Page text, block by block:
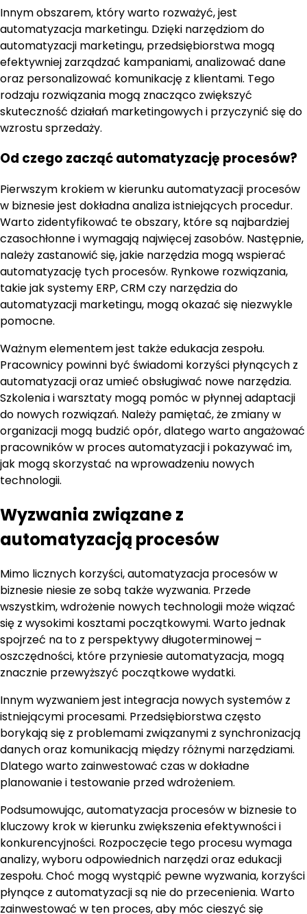
Innym obszarem, który warto rozważyć, jest
automatyzacja marketingu. Dzięki narzędziom do
automatyzacji marketingu, przedsiębiorstwa mogą
efektywniej zarządzać kampaniami, analizować dane
oraz personalizować komunikację z klientami. Tego
rodzaju rozwiązania mogą znacząco zwiększyć
skuteczność działań marketingowych i przyczynić się do
wzrostu sprzedaży.
Od czego zacząć automatyzację procesów?
Pierwszym krokiem w kierunku automatyzacji procesów
w biznesie jest dokładna analiza istniejących procedur.
Warto zidentyfikować te obszary, które są najbardziej
czasochłonne i wymagają najwięcej zasobów. Następnie,
należy zastanowić się, jakie narzędzia mogą wspierać
automatyzację tych procesów. Rynkowe rozwiązania,
takie jak systemy ERP, CRM czy narzędzia do
automatyzacji marketingu, mogą okazać się niezwykle
pomocne.
Ważnym elementem jest także edukacja zespołu.
Pracownicy powinni być świadomi korzyści płynących z
automatyzacji oraz umieć obsługiwać nowe narzędzia.
Szkolenia i warsztaty mogą pomóc w płynnej adaptacji
do nowych rozwiązań. Należy pamiętać, że zmiany w
organizacji mogą budzić opór, dlatego warto angażować
pracowników w proces automatyzacji i pokazywać im,
jak mogą skorzystać na wprowadzeniu nowych
technologii.
Wyzwania związane z
automatyzacją procesów
Mimo licznych korzyści, automatyzacja procesów w
biznesie niesie ze sobą także wyzwania. Przede
wszystkim, wdrożenie nowych technologii może wiązać
się z wysokimi kosztami początkowymi. Warto jednak
spojrzeć na to z perspektywy długoterminowej –
oszczędności, które przyniesie automatyzacja, mogą
znacznie przewyższyć początkowe wydatki.
Innym wyzwaniem jest integracja nowych systemów z
istniejącymi procesami. Przedsiębiorstwa często
borykają się z problemami związanymi z synchronizacją
danych oraz komunikacją między różnymi narzędziami.
Dlatego warto zainwestować czas w dokładne
planowanie i testowanie przed wdrożeniem.
Podsumowując, automatyzacja procesów w biznesie to
kluczowy krok w kierunku zwiększenia efektywności i
konkurencyjności. Rozpoczęcie tego procesu wymaga
analizy, wyboru odpowiednich narzędzi oraz edukacji
zespołu. Choć mogą wystąpić pewne wyzwania, korzyści
płynące z automatyzacji są nie do przecenienia. Warto
zainwestować w ten proces, aby móc cieszyć się